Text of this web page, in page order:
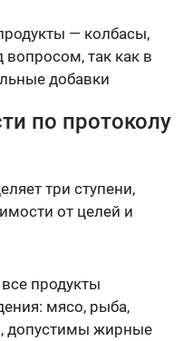
— колбасы,
так как в
добавки
по протоколу
три ступени,
от целей и
продукты
мясо, рыба,
допустимы жирные